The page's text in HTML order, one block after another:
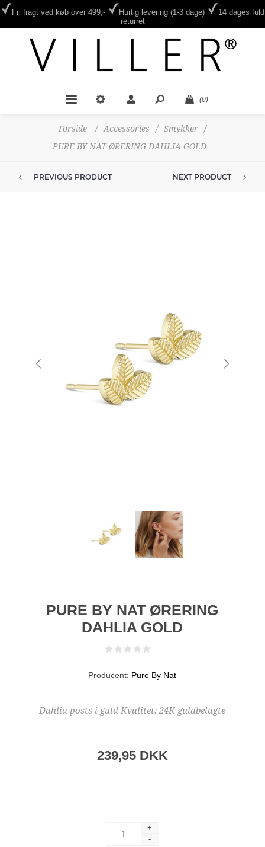
Fri fragt ved køb over 499,- Hurtig levering (1-3 dage)
14 dages fuld
returret
(0)
Forside / Accessories / Smykker
/
PURE BY NAT ØRERING DAHLIA GOLD
PREVIOUS PRODUCT NEXT PRODUCT
PURE BY NAT ØRERING
DAHLIA GOLD
Producent: Pure By Nat
Dahlia posts i guld Kvalitet: 24K guldbelagte
239,95 DKK
+
-